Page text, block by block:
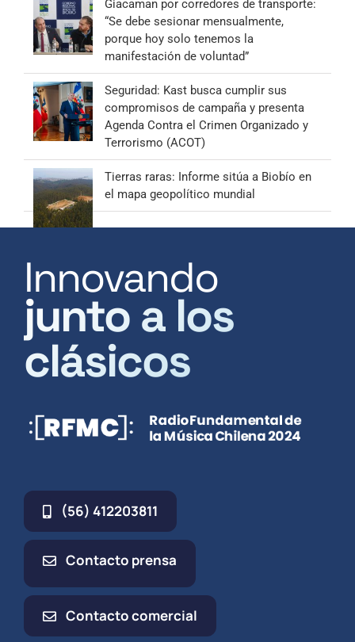
Giacaman por corredores de transporte:
“Se debe sesionar mensualmente,
porque hoy solo tenemos la
manifestación de voluntad”
Seguridad: Kast busca cumplir sus
compromisos de campaña y presenta
Agenda Contra el Crimen Organizado y
Terrorismo (ACOT)
Tierras raras: Informe sitúa a Biobío en
el mapa geopolítico mundial
Innovando
junto a los
clásicos
(56) 412203811
Contacto prensa
Contacto comercial